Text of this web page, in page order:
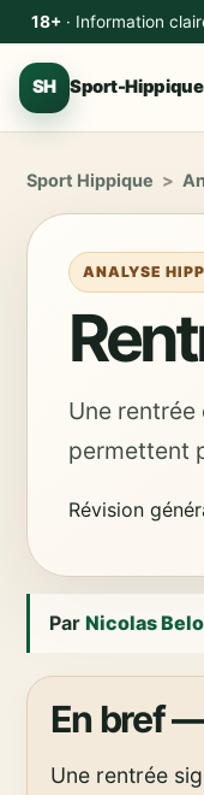
18+· Information
SH Sport-
Sport Hippique >
ANALYSE
Une
permettent
Révision
ParNicolas
En bref
Une rentrée